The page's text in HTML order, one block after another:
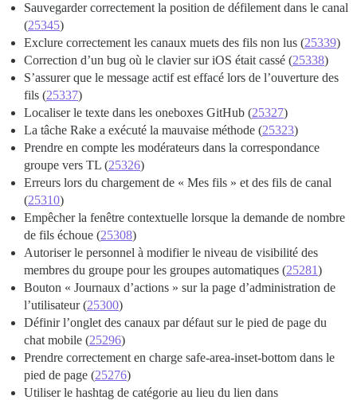
Sauvegarder correctement la position de défilement dans le canal
(25345)
Exclure correctement les canaux muets des fils non lus (25339)
Correction d’un bug où le clavier sur iOS était cassé (25338)
S’assurer que le message actif est effacé lors de l’ouverture des
fils (25337)
Localiser le texte dans les oneboxes GitHub (25327)
La tâche Rake a exécuté la mauvaise méthode (25323)
Prendre en compte les modérateurs dans la correspondance
groupe vers TL (25326)
Erreurs lors du chargement de « Mes fils » et des fils de canal
(25310)
Empêcher la fenêtre contextuelle lorsque la demande de nombre
de fils échoue (25308)
Autoriser le personnel à modifier le niveau de visibilité des
membres du groupe pour les groupes automatiques (25281)
Bouton « Journaux d’actions » sur la page d’administration de
l’utilisateur (25300)
Définir l’onglet des canaux par défaut sur le pied de page du
chat mobile (25296)
Prendre correctement en charge safe-area-inset-bottom dans le
pied de page (25276)
Utiliser le hashtag de catégorie au lieu du lien dans